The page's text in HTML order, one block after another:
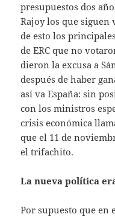
presupuestos dos
Rajoy los que siguen
de esto los
de ERC que no
dieron la excusa a
después de haber
así va España: sin
con los ministros
crisis económica
que el 11 de
el trifachito.
La nueva política
Por supuesto que en